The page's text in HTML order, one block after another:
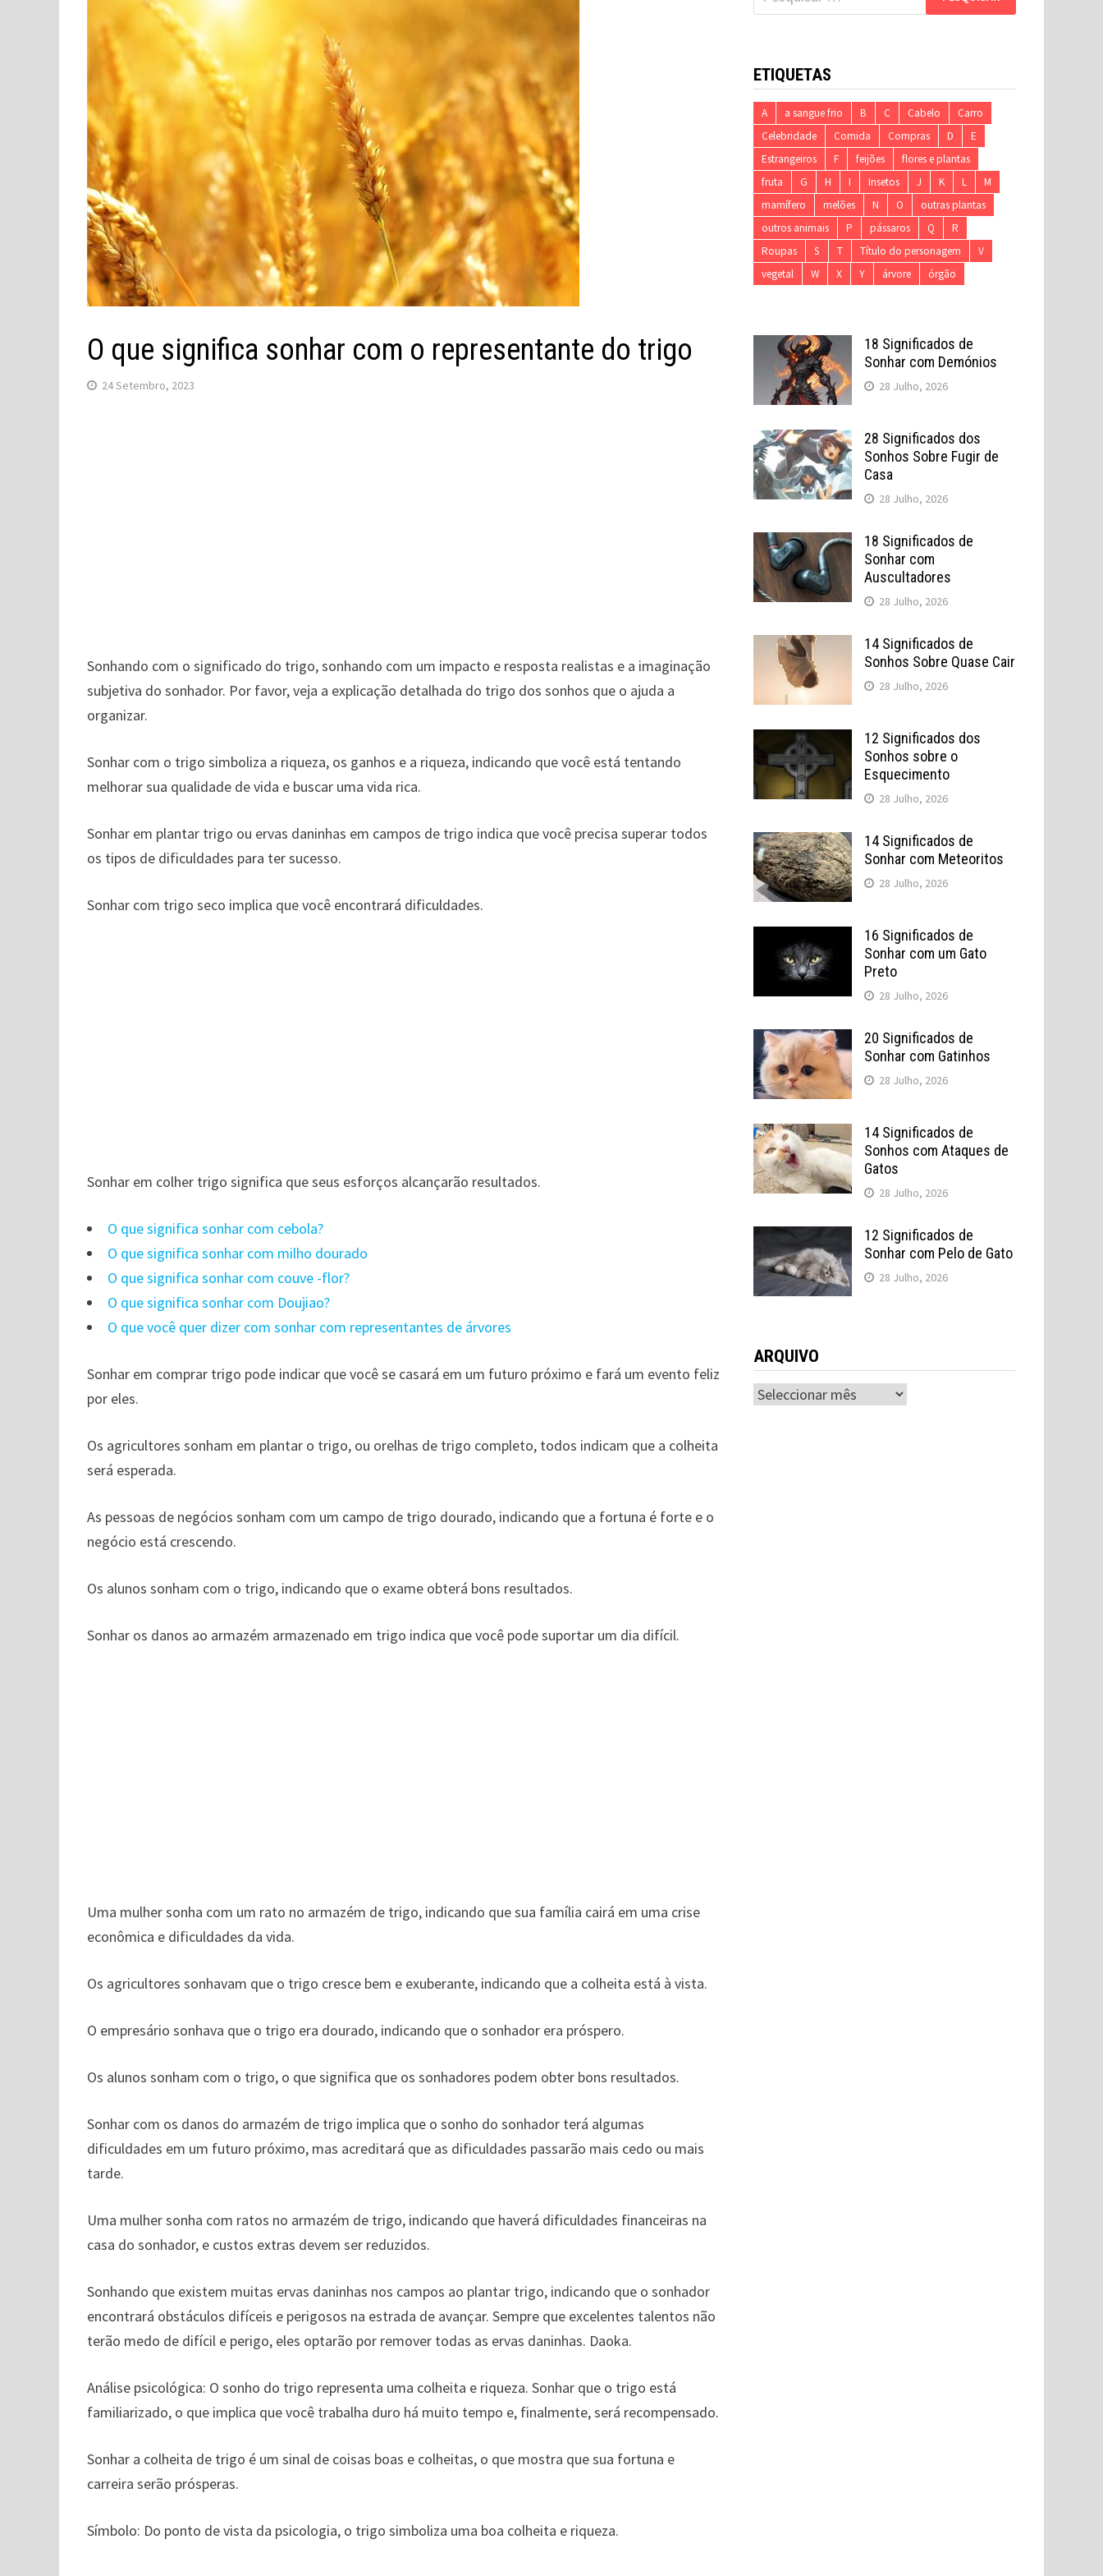
O que significa sonhar com o representante do trigo
24 Setembro, 2023
Sonhando com o significado do trigo, sonhando com um impacto e resposta realistas e a imaginação
subjetiva do sonhador. Por favor, veja a explicação detalhada do trigo dos sonhos que o ajuda a
organizar.
Sonhar com o trigo simboliza a riqueza, os ganhos e a riqueza, indicando que você está tentando
melhorar sua qualidade de vida e buscar uma vida rica.
Sonhar em plantar trigo ou ervas daninhas em campos de trigo indica que você precisa superar todos
os tipos de dificuldades para ter sucesso.
Sonhar com trigo seco implica que você encontrará dificuldades.
Sonhar em colher trigo significa que seus esforços alcançarão resultados.
O que significa sonhar com cebola?
O que significa sonhar com milho dourado
O que significa sonhar com couve -flor?
O que significa sonhar com Doujiao?
O que você quer dizer com sonhar com representantes de árvores
Sonhar em comprar trigo pode indicar que você se casará em um futuro próximo e fará um evento feliz
por eles.
Os agricultores sonham em plantar o trigo, ou orelhas de trigo completo, todos indicam que a colheita
será esperada.
As pessoas de negócios sonham com um campo de trigo dourado, indicando que a fortuna é forte e o
negócio está crescendo.
Os alunos sonham com o trigo, indicando que o exame obterá bons resultados.
Sonhar os danos ao armazém armazenado em trigo indica que você pode suportar um dia difícil.
Uma mulher sonha com um rato no armazém de trigo, indicando que sua família cairá em uma crise
econômica e dificuldades da vida.
Os agricultores sonhavam que o trigo cresce bem e exuberante, indicando que a colheita está à vista.
O empresário sonhava que o trigo era dourado, indicando que o sonhador era próspero.
Os alunos sonham com o trigo, o que significa que os sonhadores podem obter bons resultados.
Sonhar com os danos do armazém de trigo implica que o sonho do sonhador terá algumas
dificuldades em um futuro próximo, mas acreditará que as dificuldades passarão mais cedo ou mais
tarde.
Uma mulher sonha com ratos no armazém de trigo, indicando que haverá dificuldades financeiras na
casa do sonhador, e custos extras devem ser reduzidos.
Sonhando que existem muitas ervas daninhas nos campos ao plantar trigo, indicando que o sonhador
encontrará obstáculos difíceis e perigosos na estrada de avançar. Sempre que excelentes talentos não
terão medo de difícil e perigo, eles optarão por remover todas as ervas daninhas. Daoka.
Análise psicológica: O sonho do trigo representa uma colheita e riqueza. Sonhar que o trigo está
familiarizado, o que implica que você trabalha duro há muito tempo e, finalmente, será recompensado.
Sonhar a colheita de trigo é um sinal de coisas boas e colheitas, o que mostra que sua fortuna e
carreira serão prósperas.
Símbolo: Do ​​ponto de vista da psicologia, o trigo simboliza uma boa colheita e riqueza.
por:
ETIQUETAS
A a sangue frio B C Cabelo
Carro
Celebridade
Comida Compras D
E
Estrangeiros
F feijões
flores e plantas
fruta
G H I Insetos J K L
M
mamífero
melões N O
outras plantas
outros animais
P pássaros Q
R
Roupas
S T Título do personagem
V
vegetal
W X Y árvore órgão
18 Significados de
Sonhar com Demónios
28 Julho, 2026
28 Significados dos
Sonhos Sobre Fugir de
Casa
28 Julho, 2026
18 Significados de
Sonhar com
Auscultadores
28 Julho, 2026
14 Significados de
Sonhos Sobre Quase Cair
28 Julho, 2026
12 Significados dos
Sonhos sobre o
Esquecimento
28 Julho, 2026
14 Significados de
Sonhar com Meteoritos
28 Julho, 2026
16 Significados de
Sonhar com um Gato
Preto
28 Julho, 2026
20 Significados de
Sonhar com Gatinhos
28 Julho, 2026
14 Significados de
Sonhos com Ataques de
Gatos
28 Julho, 2026
12 Significados de
Sonhar com Pelo de Gato
28 Julho, 2026
ARQUIVO
ARQUIVO